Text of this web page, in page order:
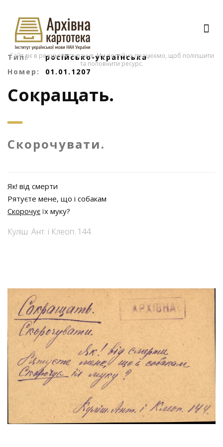
Сайт діє в режимі тестування. Ми постійно працюємо, щоб поліпшити
та поповнити ресурс.
Тип:
російсько-українська
Номер:
01.01.1207
Сокращать.
Скорочувати.
Як! від смерти
Рятуєте мене, що і собакам
Скорочує їх муку?
Куліш. Ант. і Клеоп. 144.